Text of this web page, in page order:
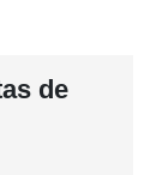
de